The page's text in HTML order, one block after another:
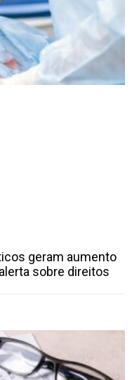
geram aumento
sobre direitos